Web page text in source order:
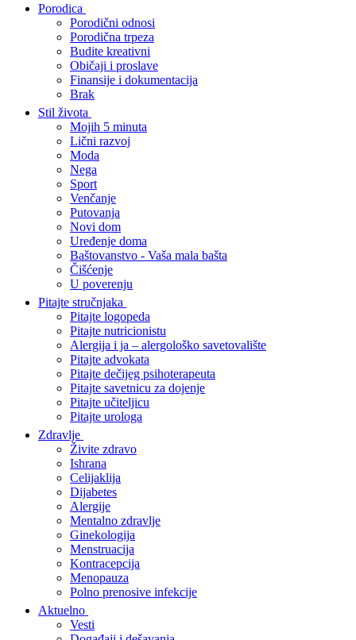
Porodica
Porodični odnosi
Porodična trpeza
Budite kreativni
Običaji i proslave
Finansije i dokumentacija
Brak
Stil života
Mojih 5 minuta
Lični razvoj
Moda
Nega
Sport
Venčanje
Putovanja
Novi dom
Uređenje doma
Baštovanstvo - Vaša mala bašta
Čišćenje
U poverenju
Pitajte stručnjaka
Pitajte logopeda
Pitajte nutricionistu
Alergija i ja – alergološko savetovalište
Pitajte advokata
Pitajte dečijeg psihoterapeuta
Pitajte savetnicu za dojenje
Pitajte učiteljicu
Pitajte urologa
Zdravlje
Živite zdravo
Ishrana
Celijaklija
Dijabetes
Alergije
Mentalno zdravlje
Ginekologija
Menstruacija
Kontracepcija
Menopauza
Polno prenosive infekcije
Aktuelno
Vesti